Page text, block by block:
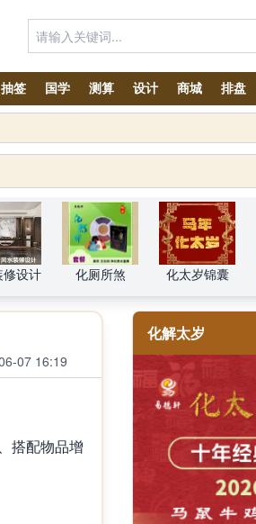
抽签 国学 测算 设计 商城 排盘
修设计 化厕所煞 化太岁锦囊
07 16:19
搭配物品增
化解太岁